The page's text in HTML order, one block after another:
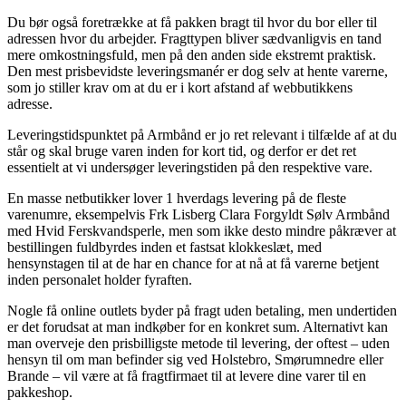
Du bør også foretrække at få pakken bragt til hvor du bor eller til
adressen hvor du arbejder. Fragttypen bliver sædvanligvis en tand
mere omkostningsfuld, men på den anden side ekstremt praktisk.
Den mest prisbevidste leveringsmanér er dog selv at hente varerne,
som jo stiller krav om at du er i kort afstand af webbutikkens
adresse.
Leveringstidspunktet på Armbånd er jo ret relevant i tilfælde af at du
står og skal bruge varen inden for kort tid, og derfor er det ret
essentielt at vi undersøger leveringstiden på den respektive vare.
En masse netbutikker lover 1 hverdags levering på de fleste
varenumre, eksempelvis Frk Lisberg Clara Forgyldt Sølv Armbånd
med Hvid Ferskvandsperle, men som ikke desto mindre påkræver at
bestillingen fuldbyrdes inden et fastsat klokkeslæt, med
hensynstagen til at de har en chance for at nå at få varerne betjent
inden personalet holder fyraften.
Nogle få online outlets byder på fragt uden betaling, men undertiden
er det forudsat at man indkøber for en konkret sum. Alternativt kan
man overveje den prisbilligste metode til levering, der oftest – uden
hensyn til om man befinder sig ved Holstebro, Smørumnedre eller
Brande – vil være at få fragtfirmaet til at levere dine varer til en
pakkeshop.